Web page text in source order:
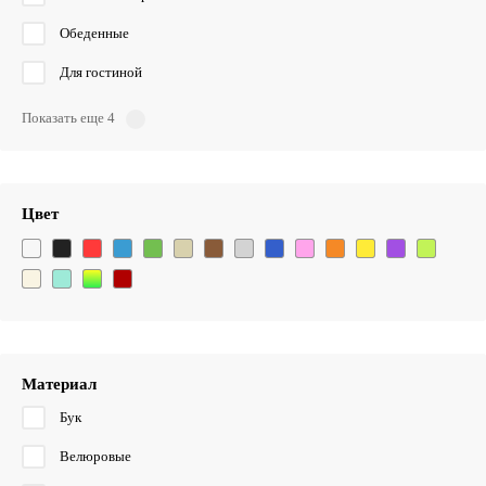
Обеденные
Для гостиной
Показать еще 4
Цвет
Материал
Бук
Велюровые